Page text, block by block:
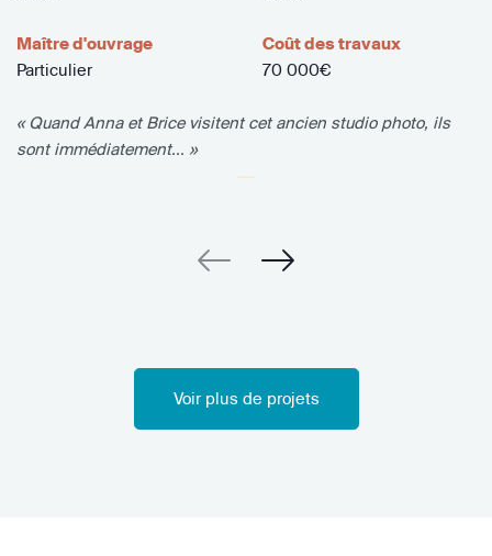
Maître d'ouvrage
Particulier
Coût des travaux
70 000€
« Quand Anna et Brice visitent cet ancien studio photo, ils
sont immédiatement... »
Voir plus de projets